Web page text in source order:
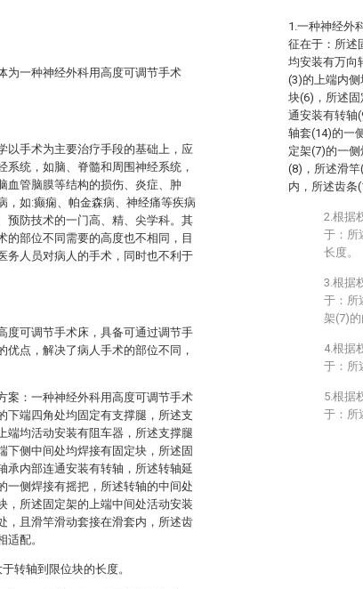
为一种神经外科用高度可调节手术
以手术为主要治疗手段的基础上，应
统，如脑、脊髓和周围神经系统，
血管脑膜等结构的损伤、炎症、肿
，如:癫痫、帕金森病、神经痛等疾病
预防技术的一门高、精、尖学科。其
的部位不同需要的高度也不相同，目
务人员对病人的手术，同时也不利于
度可调节手术床，具备可通过调节手
点，解决了病人手术的部位不同，
案：一种神经外科用高度可调节手术
下端四角处均固定有支撑腿，所述支
端均活动安装有阻车器，所述支撑腿
下侧中间处均焊接有固定块，所述固
承内部连通安装有转轴，所述转轴延
一侧焊接有摇把，所述转轴的中间处
，所述固定架的上端中间处活动安装
，且滑竿滑动套接在滑套内，所述齿
配。
转轴到限位块的长度。
1.一种神经外
征在于：所述
均安装有万向
(3)的上端内
块(6)，所述
通安装有转轴
轴套(14)的一
定架(7)的一
(8)，所述滑
内，所述齿条
2.根据
于：所
长度。
3.根据
于：所
架(7)的
4.根据
于：所
5.根据
于：所